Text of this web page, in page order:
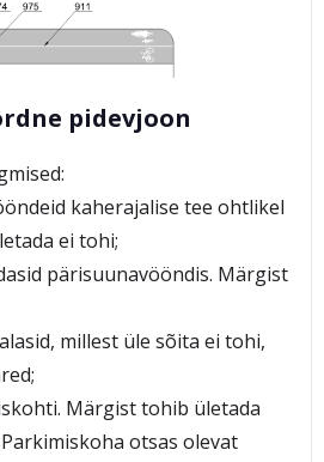
pidevjoon
kaherajalise tee ohtlikel
ei tohi;
pärisuunavööndis. Märgist
millest üle sõita ei tohi,
Märgist tohib ületada
otsas olevat